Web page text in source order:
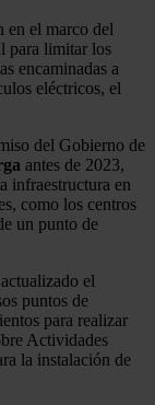
en el marco del
para limitar los
encaminadas a
eléctricos, el
del Gobierno de
antes de 2023,
infraestructura en
como los centros
un punto de
el
puntos de
para realizar
Actividades
la instalación de